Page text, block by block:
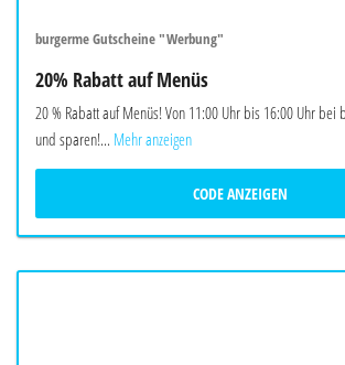
burgerme Gutscheine "Werbung"
20% Rabatt auf Menüs
20 % Rabatt auf Menüs! Von 11:00 Uhr bis 16:00 Uhr
und sparen!... Mehr anzeigen
CODE ANZEIGEN